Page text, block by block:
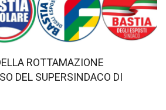
ROTTAMAZIONE
DEL SUPERSINDACO DI